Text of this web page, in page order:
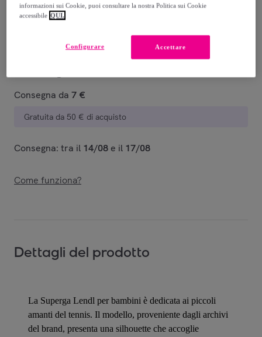
Venduto daSuperga
Consegna da 7 €
Gratuita da 50 € di acquisto
Consegna: tra il 14/08 e il 17/08
Come funziona?
Dettagli del prodotto
La Superga Lendl per bambini è dedicata ai piccoli
amanti del tennis. Il modello, proveniente dagli archivi
del brand, presenta una silhouette che accoglie
informazioni sui Cookie, puoi consultare la nostra Politica sui Cookie
accessibile QUI.
Accettare
Configurare